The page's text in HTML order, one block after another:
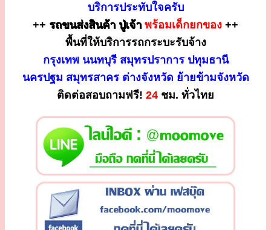
บริการประทับใจครับ
++ รถขนส่งสินค้า ปู่เจ้า พร้อมเด็กยกของ ++
พื้นที่ให้บริการรถกระบะรับจ้าง
กรุงเทพ นนทบุรี สมุทรปราการ ปทุมธานี
นครปฐม สมุทรสาคร ต่างจังหวัด ย้ายข้ามจังหวัด
ติดต่อสอบถามฟรี! 24 ชม. ทั่วไทย